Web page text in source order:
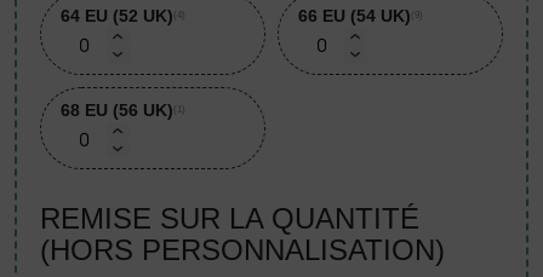
64 EU (52 UK) (4) 66 EU (54 UK) (9)
68 EU (56 UK) (1)
REMISE SUR LA QUANTITÉ
(HORS PERSONNALISATION)